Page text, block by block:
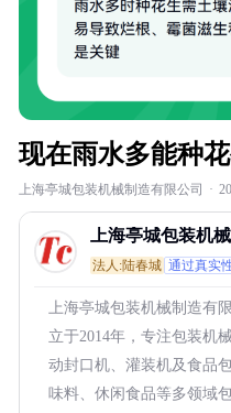
现在雨水多能种
上海亭城包装机械制造有限公司 ·
上海亭城包装机
法人:陆春城 通过真实
上海亭城包装机械制造有
立于2014年，专注包装机
动封口机、灌装机及食品
味料、休闲食品等多领域